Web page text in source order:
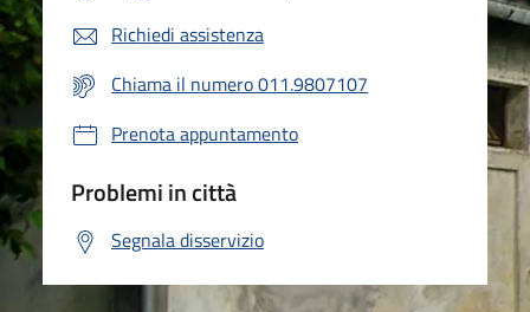
Richiedi assistenza
Chiama il numero 011.9807107
Prenota appuntamento
Problemi in città
Segnala disservizio